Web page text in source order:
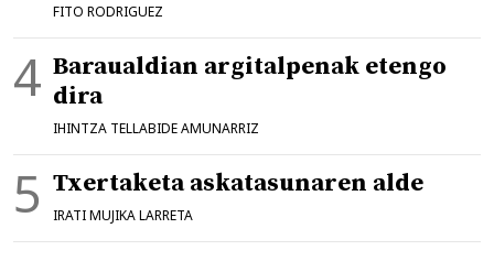
FITO RODRIGUEZ
Baraualdian argitalpenak etengo
dira
IHINTZA TELLABIDE AMUNARRIZ
Txertaketa askatasunaren alde
IRATI MUJIKA LARRETA